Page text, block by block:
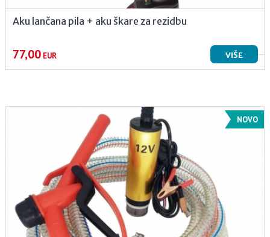
Aku lančana pila + aku škare za rezidbu
77,00EUR VIŠE
NOVO